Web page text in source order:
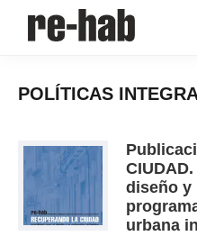
lateral
│
Crisis
rehabilitación
regeneración
difusión
la
de
POLÍTICAS
diseño y
urbana